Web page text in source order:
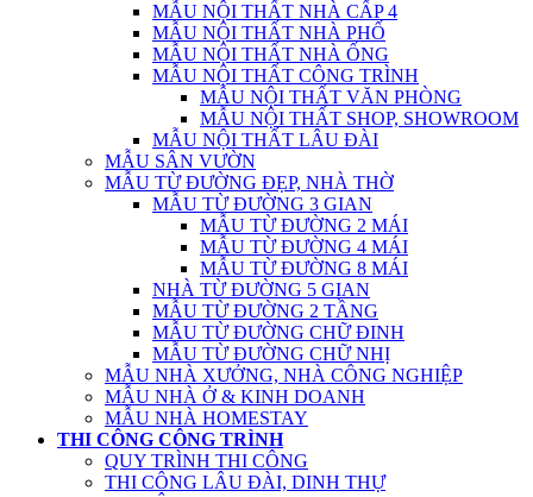
MẪU NỘI THẤT NHÀ CẤP 4
MẪU NỘI THẤT NHÀ PHỐ
MẪU NỘI THẤT NHÀ ỐNG
MẪU NỘI THẤT CÔNG TRÌNH
MẪU NỘI THẤT VĂN PHÒNG
MẪU NỘI THẤT SHOP, SHOWROOM
MẪU NỘI THẤT LÂU ĐÀI
MẪU SÂN VƯỜN
MẪU TỪ ĐƯỜNG ĐẸP, NHÀ THỜ
MẪU TỪ ĐƯỜNG 3 GIAN
MẪU TỪ ĐƯỜNG 2 MÁI
MẪU TỪ ĐƯỜNG 4 MÁI
MẪU TỪ ĐƯỜNG 8 MÁI
NHÀ TỪ ĐƯỜNG 5 GIAN
MẪU TỪ ĐƯỜNG 2 TẦNG
MẪU TỪ ĐƯỜNG CHỮ ĐINH
MẪU TỪ ĐƯỜNG CHỮ NHỊ
MẪU NHÀ XƯỞNG, NHÀ CÔNG NGHIỆP
MẪU NHÀ Ở & KINH DOANH
MẪU NHÀ HOMESTAY
THI CÔNG CÔNG TRÌNH
QUY TRÌNH THI CÔNG
THI CÔNG LÂU ĐÀI, DINH THỰ